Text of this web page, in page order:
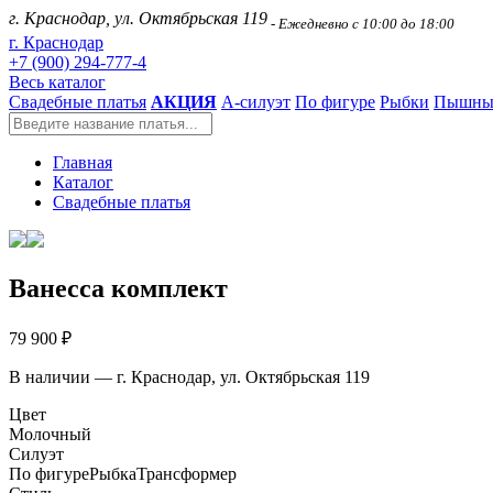
г. Краснодар, ул. Октябрьская 119 - Ежедневно с 10:00 до 18:00
г. Краснодар
+7 (900) 294-777-4
Весь каталог
Свадебные платья АКЦИЯ А-силуэт По фигуре Рыбки
Главная
Каталог
Свадебные платья
Ванесса комплект
79 900 ₽
В наличии — г. Краснодар, ул. Октябрьская 119
Цвет
Молочный
Силуэт
По фигуреРыбкаТрансформер